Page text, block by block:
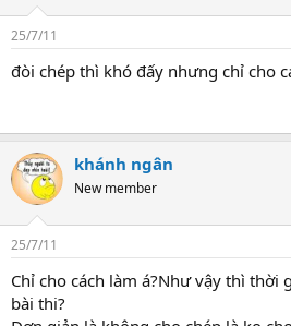
25/7/11
đòi chép thì khó đấy nhưng chỉ cho
khánh ngân
New member
25/7/11
Chỉ cho cách làm á?Như vậy thì thời
bài thi?